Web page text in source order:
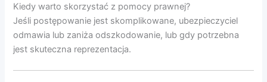
Kiedy warto skorzystać z pomocy prawnej?
Jeśli postępowanie jest skomplikowane, ubezpieczyciel
odmawia lub zaniża odszkodowanie, lub gdy potrzebna
jest skuteczna reprezentacja.